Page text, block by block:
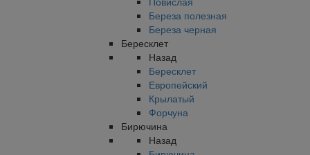
Береза полезная
Береза черная
Бересклет
Назад
Бересклет
Европейский
Крылатый
Форчуна
Бирючина
Назад